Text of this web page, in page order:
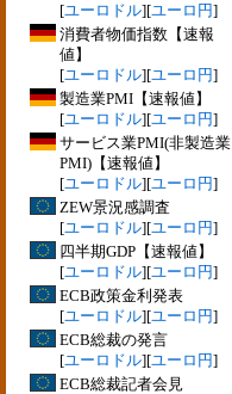
[ユーロドル][ユーロ円]
消費者物価指数【速報
値】
[ユーロドル][ユーロ円]
製造業PMI【速報値】
[ユーロドル][ユーロ円]
サービス業PMI(非製造業
PMI)【速報値】
[ユーロドル][ユーロ円]
ZEW景況感調査
[ユーロドル][ユーロ円]
四半期GDP【速報値】
[ユーロドル][ユーロ円]
ECB政策金利発表
[ユーロドル][ユーロ円]
ECB総裁の発言
[ユーロドル][ユーロ円]
ECB総裁記者会見